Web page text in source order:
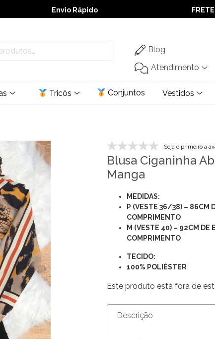
Envio Rápido
➚ Ofertas– Até 60% OFF
Blog
Atendimento
Tricôs Conjuntos Vestidos
Seja o primeiro a
Blusa Ciganinha
Manga
MEDIDAS:
P (VESTE 36/38) – 86CM
COMPRIMENTO
M (VESTE 40) – 92CM DE
COMPRIMENTO
TECIDO:
100% POLIÉSTER
Este produto está fora de
Descrição